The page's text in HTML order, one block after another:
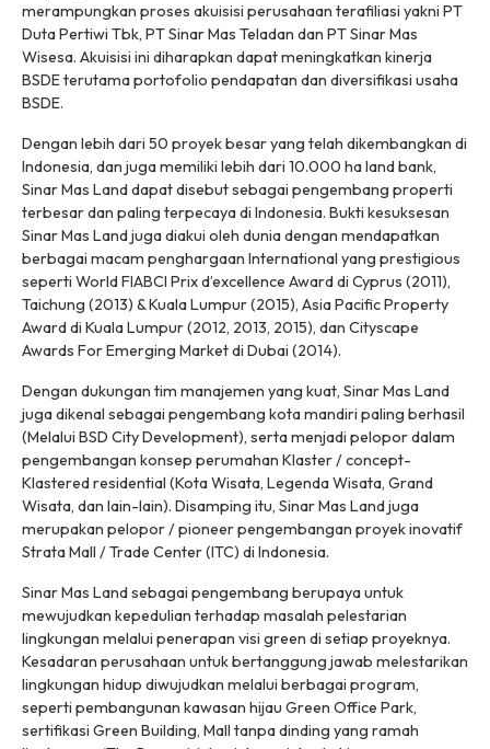
merampungkan proses akuisisi perusahaan terafiliasi yakni PT
Duta Pertiwi Tbk, PT Sinar Mas Teladan dan PT Sinar Mas
Wisesa. Akuisisi ini diharapkan dapat meningkatkan kinerja
BSDE terutama portofolio pendapatan dan diversifikasi usaha
BSDE.
Dengan lebih dari 50 proyek besar yang telah dikembangkan di
Indonesia, dan juga memiliki lebih dari 10.000 ha land bank,
Sinar Mas Land dapat disebut sebagai pengembang properti
terbesar dan paling terpecaya di Indonesia. Bukti kesuksesan
Sinar Mas Land juga diakui oleh dunia dengan mendapatkan
berbagai macam penghargaan International yang prestigious
seperti World FIABCI Prix d’excellence Award di Cyprus (2011),
Taichung (2013) & Kuala Lumpur (2015), Asia Pacific Property
Award di Kuala Lumpur (2012, 2013, 2015), dan Cityscape
Awards For Emerging Market di Dubai (2014).
Dengan dukungan tim manajemen yang kuat, Sinar Mas Land
juga dikenal sebagai pengembang kota mandiri paling berhasil
(Melalui BSD City Development), serta menjadi pelopor dalam
pengembangan konsep perumahan Klaster / concept-
Klastered residential (Kota Wisata, Legenda Wisata, Grand
Wisata, dan lain-lain). Disamping itu, Sinar Mas Land juga
merupakan pelopor / pioneer pengembangan proyek inovatif
Strata Mall / Trade Center (ITC) di Indonesia.
Sinar Mas Land sebagai pengembang berupaya untuk
mewujudkan kepedulian terhadap masalah pelestarian
lingkungan melalui penerapan visi green di setiap proyeknya.
Kesadaran perusahaan untuk bertanggung jawab melestarikan
lingkungan hidup diwujudkan melalui berbagai program,
seperti pembangunan kawasan hijau Green Office Park,
sertifikasi Green Building, Mall tanpa dinding yang ramah